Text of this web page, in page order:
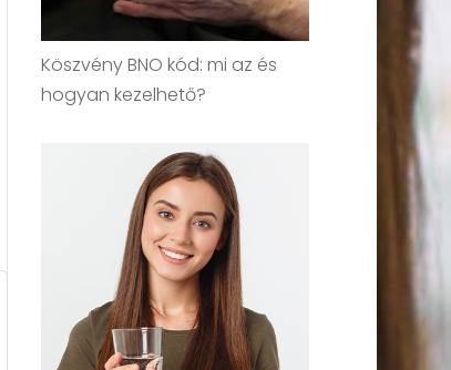
Köszvény BNO kód: mi az és
hogyan kezelhető?